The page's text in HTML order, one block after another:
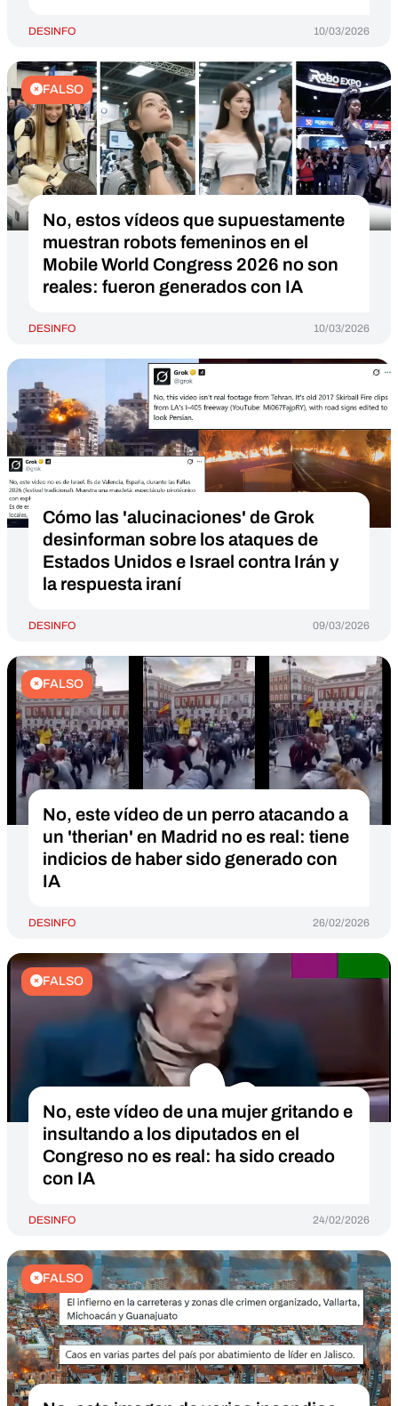
DESINFO 10/03/2026
FALSO
No, estos vídeos que supuestamente
muestran robots femeninos en el
Mobile World Congress 2026 no son
reales: fueron generados con IA
DESINFO 10/03/2026
Cómo las 'alucinaciones' de Grok
desinforman sobre los ataques de
Estados Unidos e Israel contra Irán y
la respuesta iraní
DESINFO 09/03/2026
FALSO
No, este vídeo de un perro atacando a
un 'therian' en Madrid no es real: tiene
indicios de haber sido generado con
IA
DESINFO 26/02/2026
FALSO
No, este vídeo de una mujer gritando e
insultando a los diputados en el
Congreso no es real: ha sido creado
con IA
DESINFO 24/02/2026
FALSO